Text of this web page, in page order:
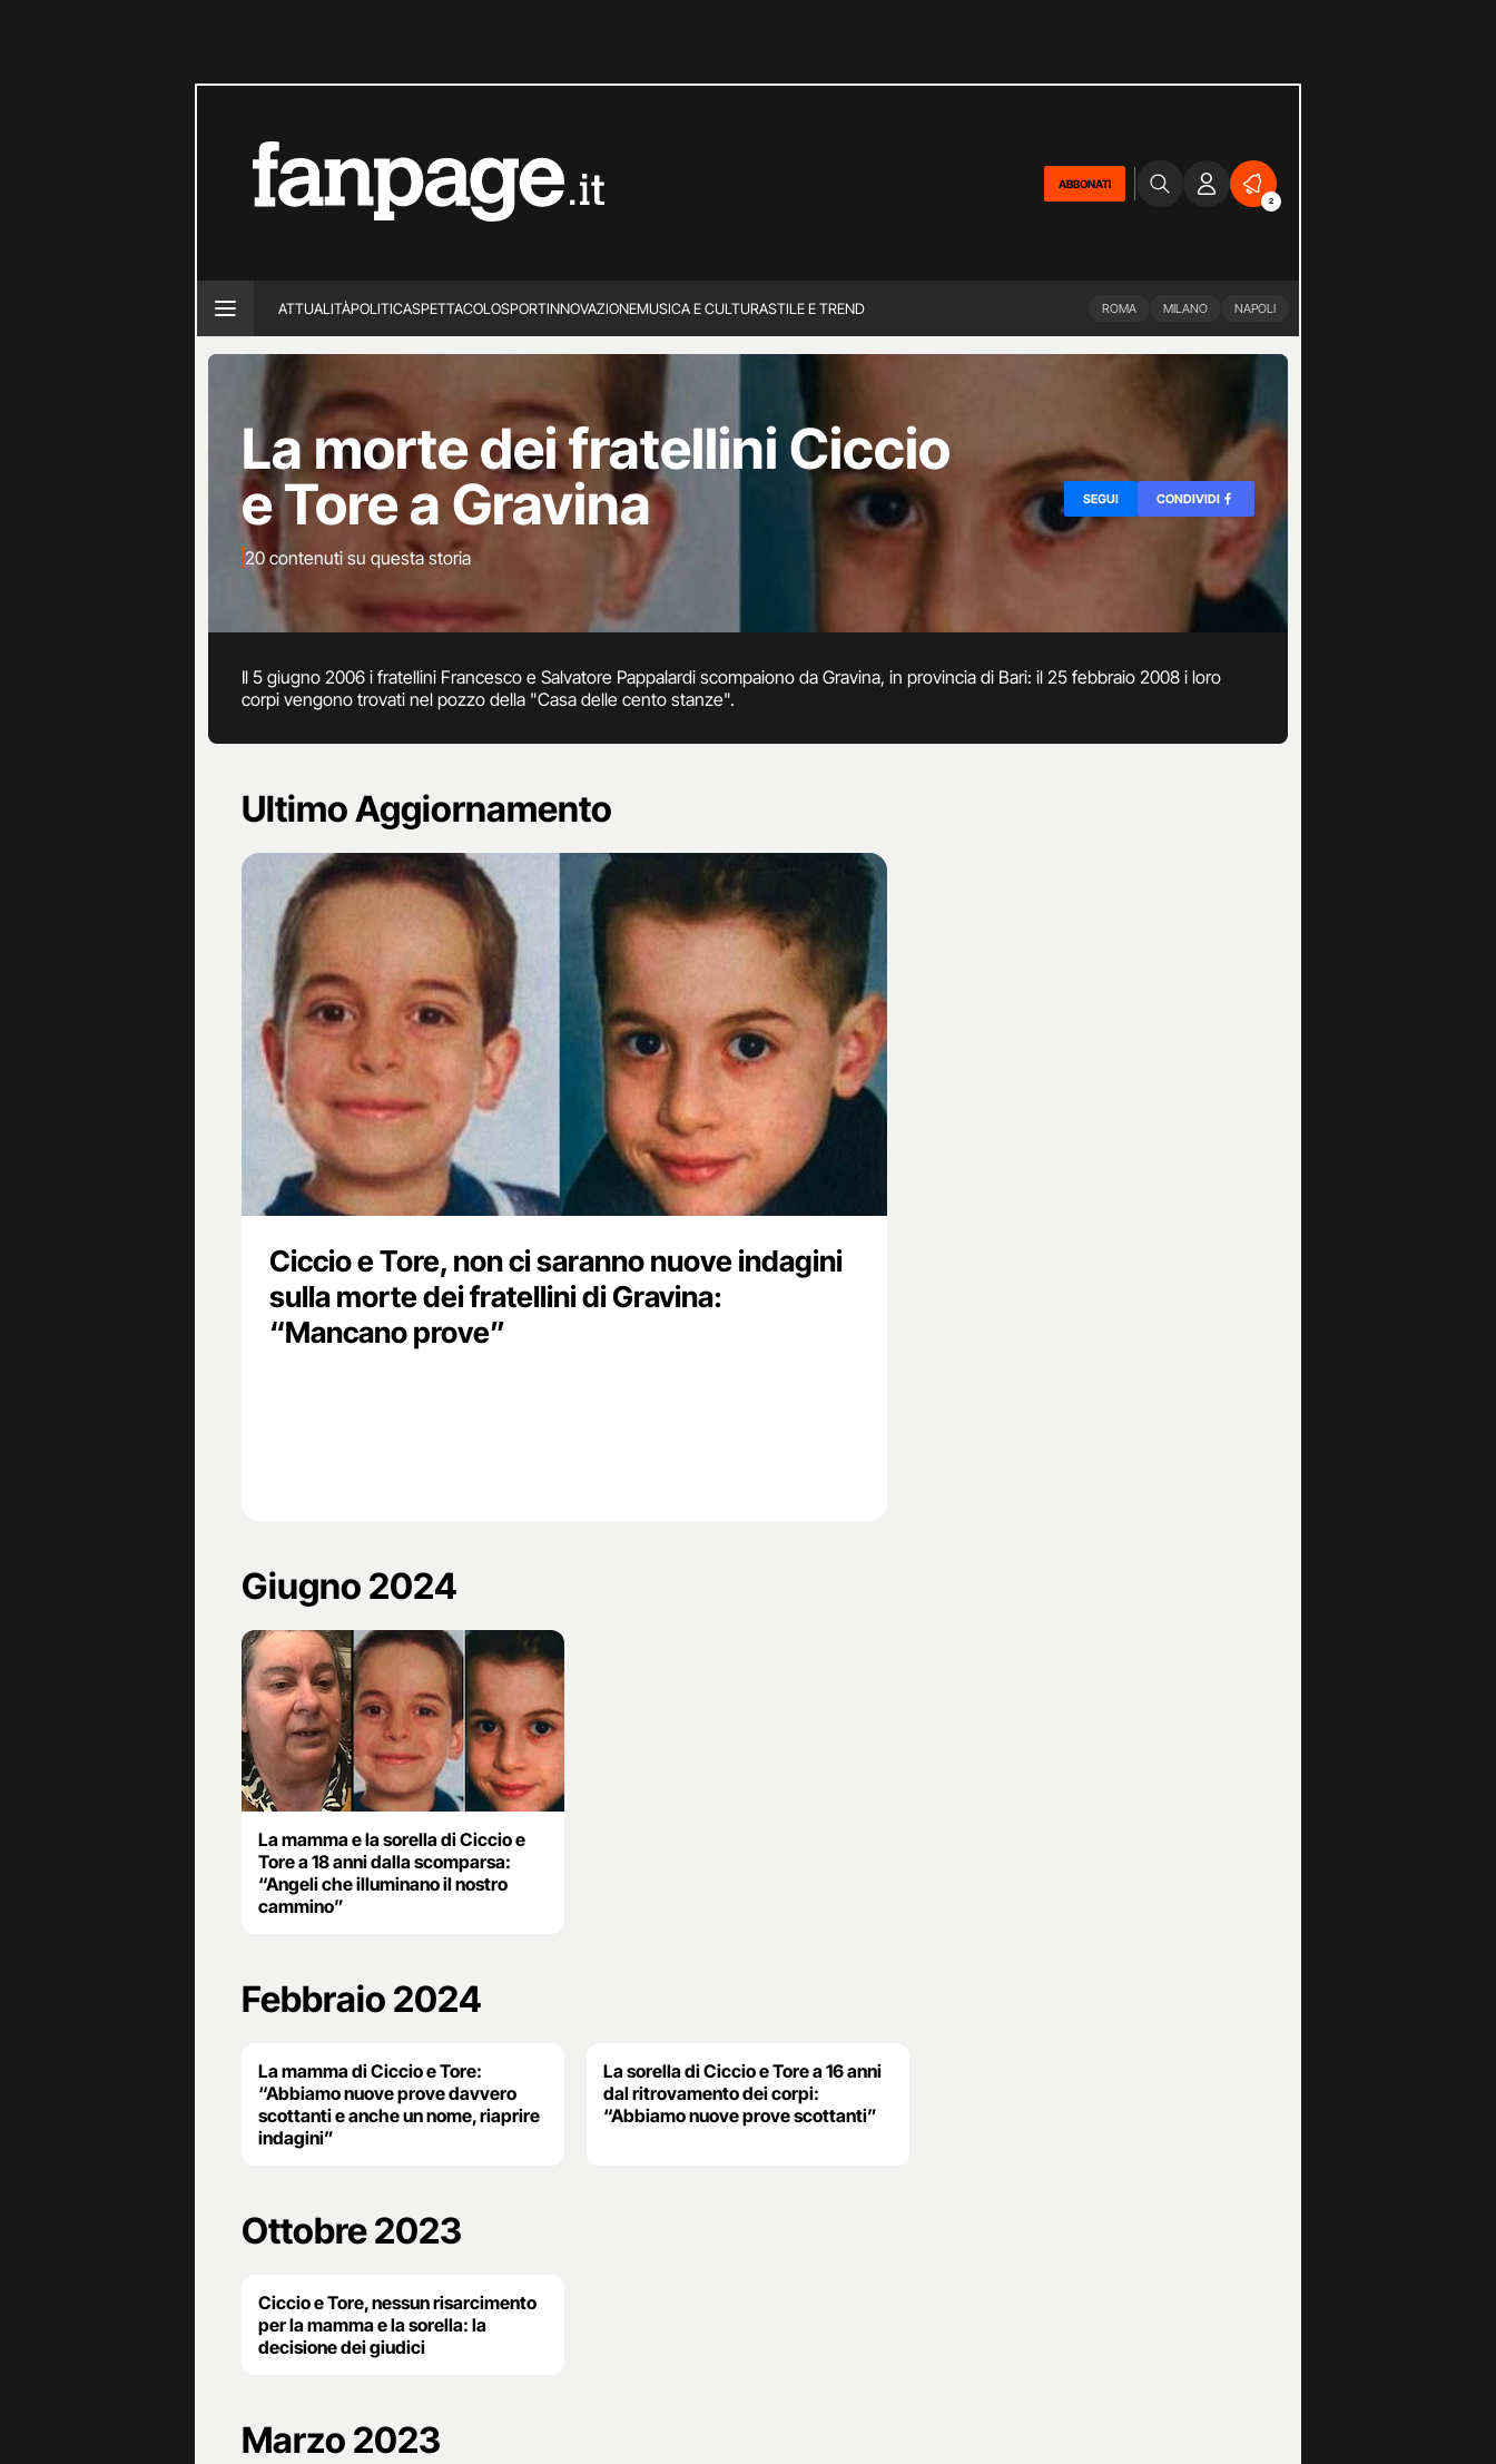
ABBONATI
2
ATTUALITÀPOLITICASPETTACOLOSPORTINNOVAZIONEMUSICA E CULTURASTILE E TREND ROMA MILANO NAPOLI
La morte dei fratellini Ciccio
e Tore a Gravina
20 contenuti su questa storia
SEGUI CONDIVIDI
Il 5 giugno 2006 i fratellini Francesco e Salvatore Pappalardi scompaiono da Gravina, in provincia di Bari: il 25 febbraio 2008 i loro
corpi vengono trovati nel pozzo della "Casa delle cento stanze".
Ultimo Aggiornamento
Ciccio e Tore, non ci saranno nuove indagini
sulla morte dei fratellini di Gravina:
“Mancano prove”
Giugno 2024
La mamma e la sorella di Ciccio e
Tore a 18 anni dalla scomparsa:
“Angeli che illuminano il nostro
cammino”
Febbraio 2024
La mamma di Ciccio e Tore:
“Abbiamo nuove prove davvero
scottanti e anche un nome, riaprire
indagini”
La sorella di Ciccio e Tore a 16 anni
dal ritrovamento dei corpi:
“Abbiamo nuove prove scottanti”
Ottobre 2023
Ciccio e Tore, nessun risarcimento
per la mamma e la sorella: la
decisione dei giudici
Marzo 2023